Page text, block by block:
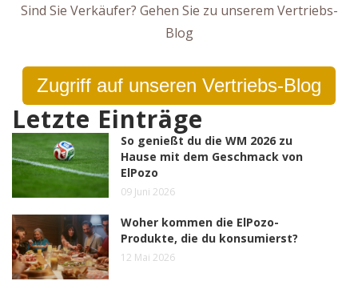
Sind Sie Verkäufer? Gehen Sie zu unserem Vertriebs-
Blog
Zugriff auf unseren Vertriebs-Blog
Letzte Einträge
So genießt du die WM 2026 zu
Hause mit dem Geschmack von
ElPozo
09 Juni 2026
Woher kommen die ElPozo-
Produkte, die du konsumierst?
12 Mai 2026